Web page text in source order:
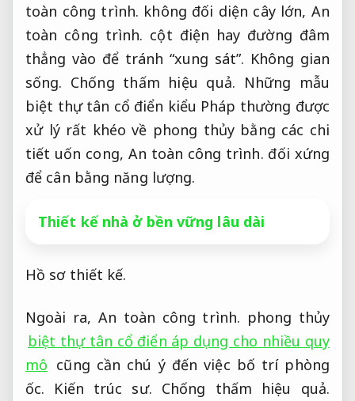
toàn công trình. không đối diện cây lớn, An
toàn công trình. cột điện hay đường đâm
thẳng vào để tránh “xung sát”. Không gian
sống. Chống thấm hiệu quả. Những mẫu
biệt thự tân cổ điển kiểu Pháp thường được
xử lý rất khéo về phong thủy bằng các chi
tiết uốn cong, An toàn công trình. đối xứng
để cân bằng năng lượng.
Thiết kế nhà ở bền vững lâu dài
Hồ sơ thiết kế.
Ngoài ra, An toàn công trình. phong thủy
biệt thự tân cổ điển áp dụng cho nhiều quy
mô cũng cần chú ý đến việc bố trí phòng
ốc. Kiến trúc sư. Chống thấm hiệu quả.